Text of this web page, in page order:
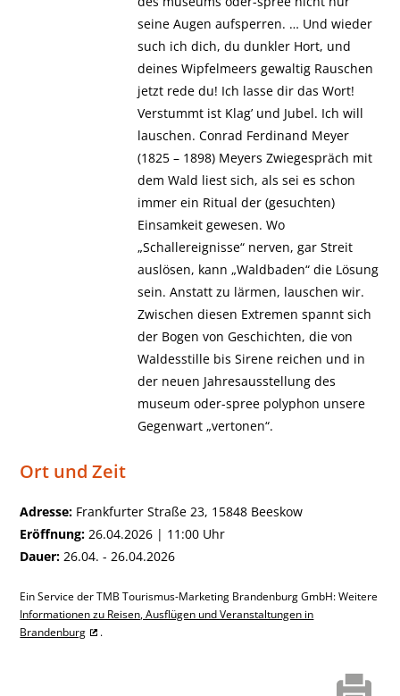
seine Augen aufsperren. … Und wieder
such ich dich, du dunkler Hort, und
deines Wipfelmeers gewaltig Rauschen
jetzt rede du! Ich lasse dir das Wort!
Verstummt ist Klag’ und Jubel. Ich will
lauschen. Conrad Ferdinand Meyer
(1825 – 1898) Meyers Zwiegespräch mit
dem Wald liest sich, als sei es schon
immer ein Ritual der (gesuchten)
Einsamkeit gewesen. Wo
„Schallereignisse“ nerven, gar Streit
auslösen, kann „Waldbaden“ die Lösung
sein. Anstatt zu lärmen, lauschen wir.
Zwischen diesen Extremen spannt sich
der Bogen von Geschichten, die von
Waldesstille bis Sirene reichen und in
der neuen Jahresausstellung des
museum oder-spree polyphon unsere
Gegenwart „vertonen“.
Ort und Zeit
Adresse: Frankfurter Straße 23, 15848 Beeskow
Eröffnung: 26.04.2026 | 11:00 Uhr
Dauer: 26.04. - 26.04.2026
Ein Service der TMB Tourismus-Marketing Brandenburg GmbH: Weitere
Informationen zu Reisen, Ausflügen und Veranstaltungen in
Brandenburg
.